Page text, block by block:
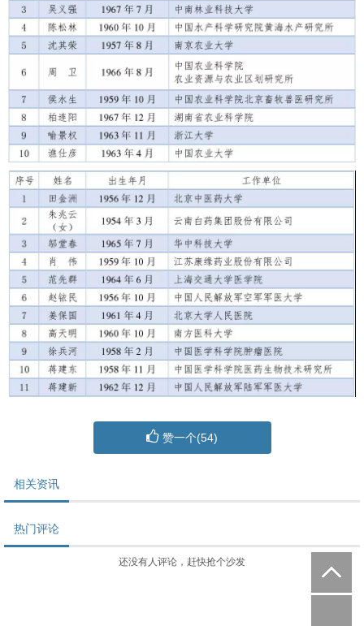
赞一个(54)
相关资讯
热门评论
还没有人评论，赶快抢个沙发